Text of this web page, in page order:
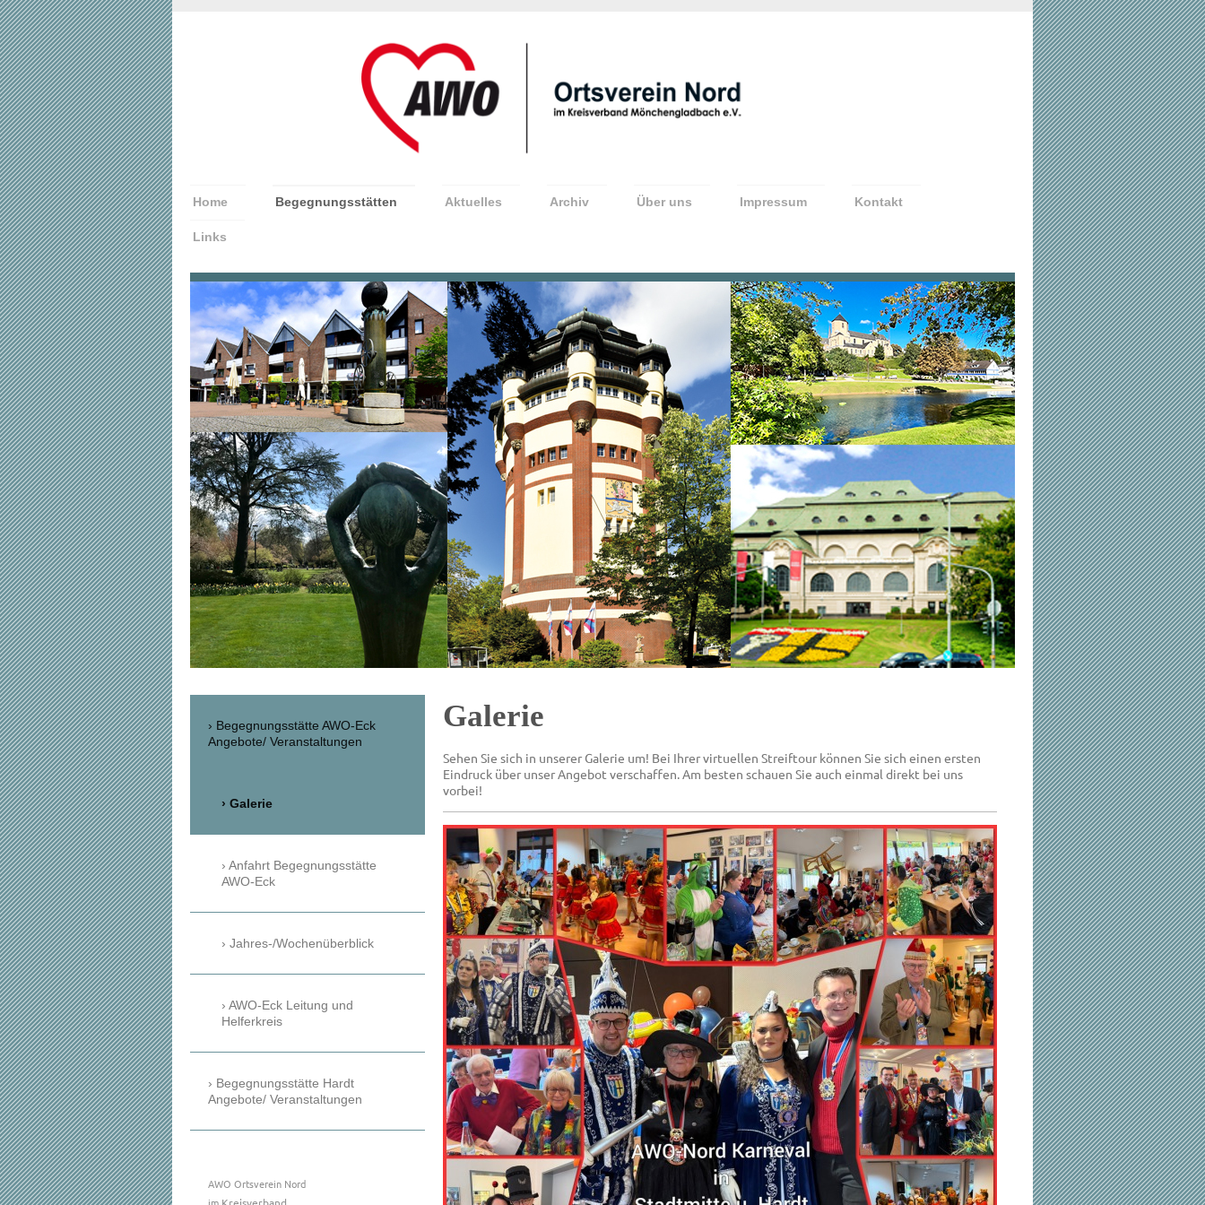
Home Begegnungsstätten Aktuelles Archiv Über uns Impressum Kontakt
Links
Galerie
Sehen Sie sich in unserer Galerie um! Bei Ihrer virtuellen Streiftour können Sie sich einen ersten
Eindruck über unser Angebot verschaffen. Am besten schauen Sie auch einmal direkt bei uns
vorbei!
Begegnungsstätte AWO-Eck
Angebote/ Veranstaltungen
Galerie
Anfahrt Begegnungsstätte
AWO-Eck
Jahres-/Wochenüberblick
AWO-Eck Leitung und
Helferkreis
Begegnungsstätte Hardt
Angebote/ Veranstaltungen
AWO Ortsverein Nord